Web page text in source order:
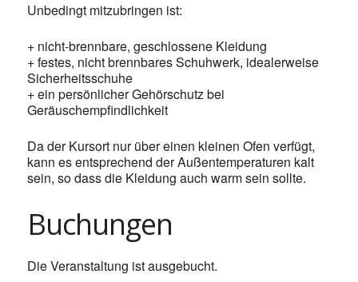
Unbedingt mitzubringen ist:
+ nicht-brennbare, geschlossene Kleidung
+ festes, nicht brennbares Schuhwerk, idealerweise
Sicherheitsschuhe
+ ein persönlicher Gehörschutz bei
Geräuschempfindlichkeit
Da der Kursort nur über einen kleinen Ofen verfügt,
kann es entsprechend der Außentemperaturen kalt
sein, so dass die Kleidung auch warm sein sollte.
Buchungen
Die Veranstaltung ist ausgebucht.